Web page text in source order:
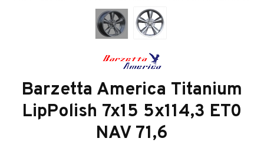
Barzetta America Titanium
LipPolish 7x15 5x114,3 ET0
NAV 71,6